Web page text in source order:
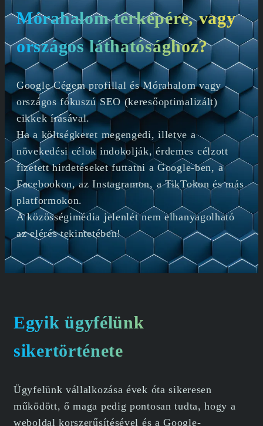
Mórahalom térképére, vagy
országos láthatósághoz?
Google Cégem profillal és Mórahalom vagy
országos fókuszú SEO (keresőoptimalizált)
cikkek írásával.
Ha a költségkeret megengedi, illetve a
növekedési célok indokolják, érdemes célzott
fizetett hirdetéseket futtatni a Google-ben, a
Facebookon, az Instagramon, a TikTokon és más
platformokon.
A közösségimédia jelenlét nem elhanyagolható
az elérés tekintetében!
Egyik ügyfélünk
sikertörténete
Ügyfelünk vállalkozása évek óta sikeresen
működött, ő maga pedig pontosan tudta, hogy a
weboldal korszerűsítésével és a Google-